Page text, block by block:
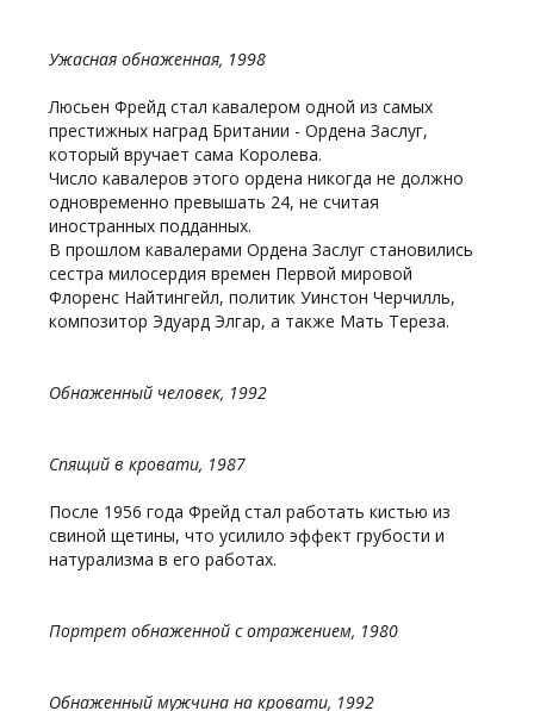
Ужасная обнаженная, 1998
Люсьен Фрейд стал кавалером одной из самых
престижных наград Британии - Ордена Заслуг,
который вручает сама Королева.
Число кавалеров этого ордена никогда не должно
одновременно превышать 24, не считая
иностранных подданных.
В прошлом кавалерами Ордена Заслуг становились
сестра милосердия времен Первой мировой
Флоренс Найтингейл, политик Уинстон Черчилль,
композитор Эдуард Элгар, а также Мать Тереза.
Обнаженный человек, 1992
Спящий в кровати, 1987
После 1956 года Фрейд стал работать кистью из
свиной щетины, что усилило эффект грубости и
натурализма в его работах.
Портрет обнаженной с отражением, 1980
Обнаженный мужчина на кровати, 1992